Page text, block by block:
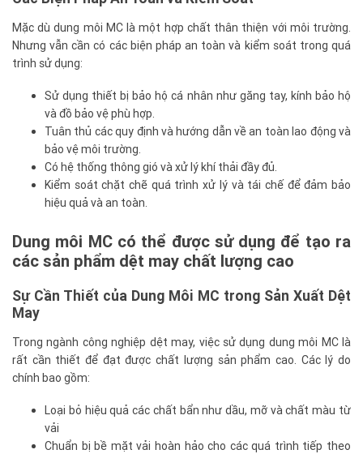
Mặc dù dung môi MC là một hợp chất thân thiện với môi trường.
Nhưng vẫn cần có các biện pháp an toàn và kiểm soát trong quá
trình sử dụng:
Sử dụng thiết bị bảo hộ cá nhân như găng tay, kính bảo hộ
và đồ bảo vệ phù hợp.
Tuân thủ các quy định và hướng dẫn về an toàn lao động và
bảo vệ môi trường.
Có hệ thống thông gió và xử lý khí thải đầy đủ.
Kiểm soát chặt chẽ quá trình xử lý và tái chế để đảm bảo
hiệu quả và an toàn.
Dung môi MC có thể được sử dụng để tạo ra
các sản phẩm dệt may chất lượng cao
Sự Cần Thiết của Dung Môi MC trong Sản Xuất Dệt
May
Trong ngành công nghiệp dệt may, việc sử dụng dung môi MC là
rất cần thiết để đạt được chất lượng sản phẩm cao. Các lý do
chính bao gồm:
Loại bỏ hiệu quả các chất bẩn như dầu, mỡ và chất màu từ
vải
Chuẩn bị bề mặt vải hoàn hảo cho các quá trình tiếp theo